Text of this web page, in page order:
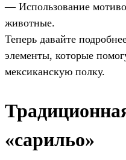
— Использование
животные.
Теперь давайте
элементы, которые
мексиканскую полку.
«сарильо»